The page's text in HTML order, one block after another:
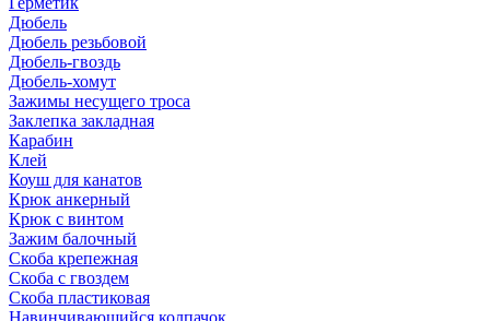
Дюбель
Дюбель резьбовой
Дюбель-гвоздь
Дюбель-хомут
Зажимы несущего троса
Заклепка закладная
Карабин
Клей
Коуш для канатов
Крюк анкерный
Крюк с винтом
Зажим балочный
Скоба крепежная
Скоба с гвоздем
Скоба пластиковая
Навинчивающийся колпачок